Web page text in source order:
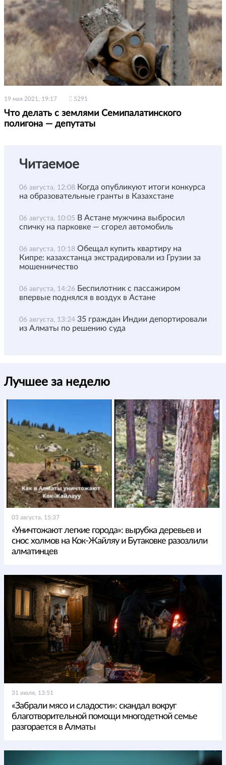
19 мая 2021, 19:17 5291
Что делать с землями Семипалатинского
полигона — депутаты
Читаемое
06 августа, 12:08 Когда опубликуют итоги конкурса
на образовательные гранты в Казахстане
06 августа, 10:05 В Астане мужчина выбросил
спичку на парковке — сгорел автомобиль
06 августа, 10:18 Обещал купить квартиру на
Кипре: казахстанца экстрадировали из Грузии за
мошенничество
06 августа, 14:26 Беспилотник с пассажиром
впервые поднялся в воздух в Астане
06 августа, 13:24 35 граждан Индии депортировали
из Алматы по решению суда
Лучшее за неделю
03 августа, 15:37
«Уничтожают легкие города»: вырубка деревьев и
снос холмов на Кок-Жайляу и Бутаковке разозлили
алматинцев
31 июля, 13:51
«Забрали мясо и сладости»: скандал вокруг
благотворительной помощи многодетной семье
разгорается в Алматы